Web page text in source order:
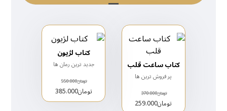
کتاب ساعت قلب
پر فروش ترین ها
تومان370.000
تومان259.000
کتاب لژیون
جدید ترین رمان ها
تومان550.000
تومان385.000